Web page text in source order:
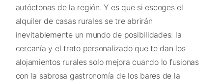
autóctonas de la región. Y es que si escoges el
alquiler de casas rurales se tre abrirán
inevitablemente un mundo de posibilidades: la
cercanía y el trato personalizado que te dan los
alojamientos rurales solo mejora cuando lo fusionas
con la sabrosa gastronomía de los bares de la